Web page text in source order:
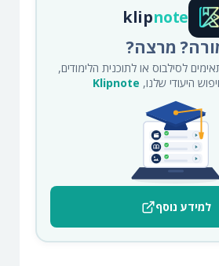
klipnote
מרצה?
לסילבוס או לתוכנית הלימודים,
היעודי שלנו, Klipnote
למידע נוסף